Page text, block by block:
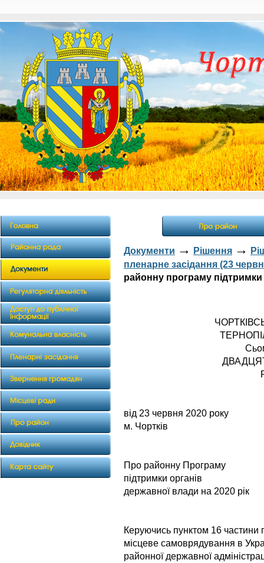
Документи → Рішення →
пленарне засідання (23
районну програму підтримки
від 23
м. Чортків
Про районну Програму
підтримки органів
державної влади на 2020 рік
Керуючись пунктом 16 частини
місцеве самоврядування в
районної державної